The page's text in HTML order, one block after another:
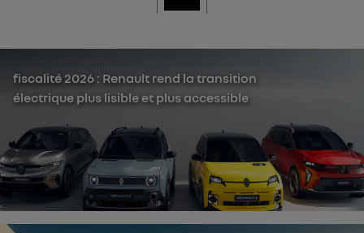
fiscalité 2026 : Renault rend la transition
électrique plus lisible et plus accessible